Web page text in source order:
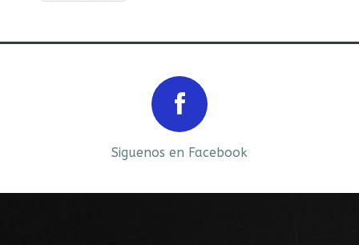
Siguenos en Facebook